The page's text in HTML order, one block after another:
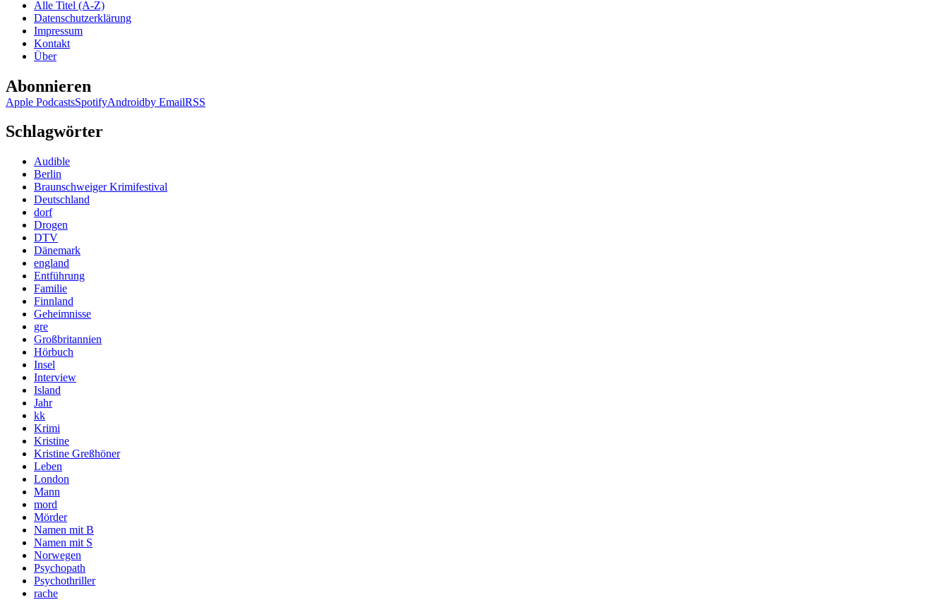
Alle Titel (A-Z)
Datenschutzerklärung
Impressum
Kontakt
Über
Abonnieren
Apple PodcastsSpotifyAndroidby EmailRSS
Schlagwörter
Audible
Berlin
Braunschweiger Krimifestival
Deutschland
dorf
Drogen
DTV
Dänemark
england
Entführung
Familie
Finnland
Geheimnisse
gre
Großbritannien
Hörbuch
Insel
Interview
Island
Jahr
kk
Krimi
Kristine
Kristine Greßhöner
Leben
London
Mann
mord
Mörder
Namen mit B
Namen mit S
Norwegen
Psychopath
Psychothriller
rache